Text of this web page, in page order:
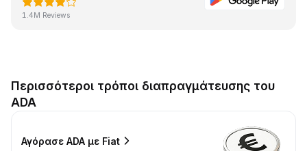
1.4M Reviews
Περισσότεροι τρόποι διαπραγμάτευσης του
ADA
Αγόρασε ADA με Fiat